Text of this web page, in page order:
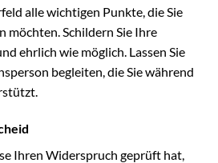
alle wichtigen Punkte, die Sie
Schildern Sie Ihre
ehrlich wie möglich. Lassen Sie
begleiten, die Sie während
Ihren Widerspruch geprüft hat,